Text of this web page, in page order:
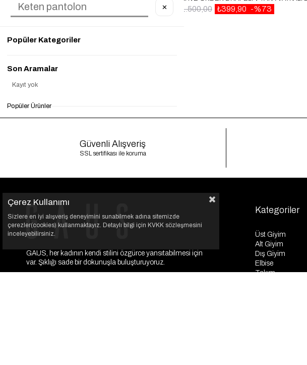
₺450,00
₺1.500,00 %73
₺399,90
₺1.500,00
Güvenli Alışveriş
SSL sertifikası ile koruma
GAUS, her kadının kendi stilini özgürce yansıtabilmesi için
var. Şıklığı sade bir dokunuşla buluşturuyoruz.
Kategoriler
Üst Giyim
Alt Giyim
Dış Giyim
Elbise
Takım
Çerez Kullanımı
Sizlere en iyi alışveriş deneyimini sunabilmek adına sitemizde
çerezler(cookies) kullanmaktayız. Detaylı bilgi için KVKK sözleşmesini
inceleyebilirsiniz.
✕
Popüler Kategoriler
Son Aramalar
Kayıt yok
Popüler Ürünler